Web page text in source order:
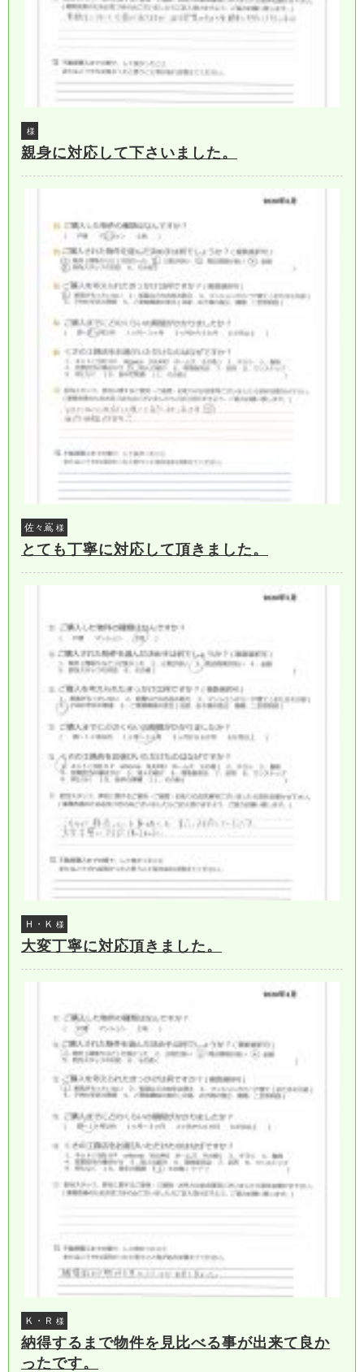
様
親身に対応して下さいました。
佐々嶌 様
とても丁寧に対応して頂きました。
Ｈ・Ｋ 様
大変丁寧に対応頂きました。
Ｋ・Ｒ 様
納得するまで物件を見比べる事が出来て良か
ったです。